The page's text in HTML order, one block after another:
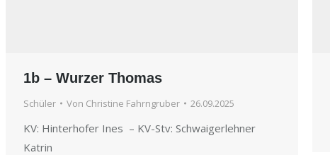
1b – Wurzer Thomas
Schüler Von Christine Fahrngruber 26.09.2025
KV: Hinterhofer Ines – KV-Stv: Schwaigerlehner
Katrin